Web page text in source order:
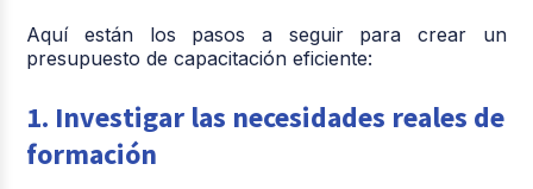
Aquí están los pasos a seguir para crear un
presupuesto de capacitación eficiente:
1. Investigar las necesidades reales de
formación